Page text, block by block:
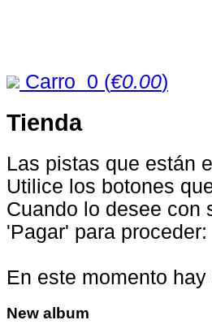
Carro 0 (€0.00)
Tienda
Las pistas que están
Utilice los botones
Cuando lo desee con
'Pagar' para proceder:
En este momento
New album